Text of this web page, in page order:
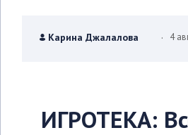
Карина Джалалова . 4
ИГРОТЕКА: